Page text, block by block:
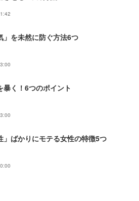
」を未然に防ぐ方法6つ
暴く！6つのポイント
」ばかりにモテる女性の特徴5つ